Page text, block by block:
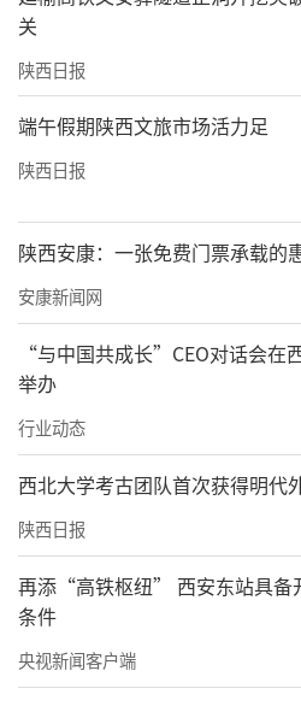
体系与汉代民间生死观
民间信仰、丧葬制度、
一手资料。
省考古研究院副研究员
的成组分布的集群式墓
属性，在陕西曾发现东
墓地，但就发掘数量与墓
与此次发现的墓葬群相比
汉家族墓群的内涵需作
者 赵茁轶）
来源：陕西日报
关
陕西日报
端午假期陕西文旅市场活力足
陕西日报
陕西安康：一张免费门票承载的
安康新闻网
“与中国共成长”CEO对话会在
举办
行业动态
西北大学考古团队首次获得明代
陕西日报
再添“高铁枢纽” 西安东站具备
条件
央视新闻客户端